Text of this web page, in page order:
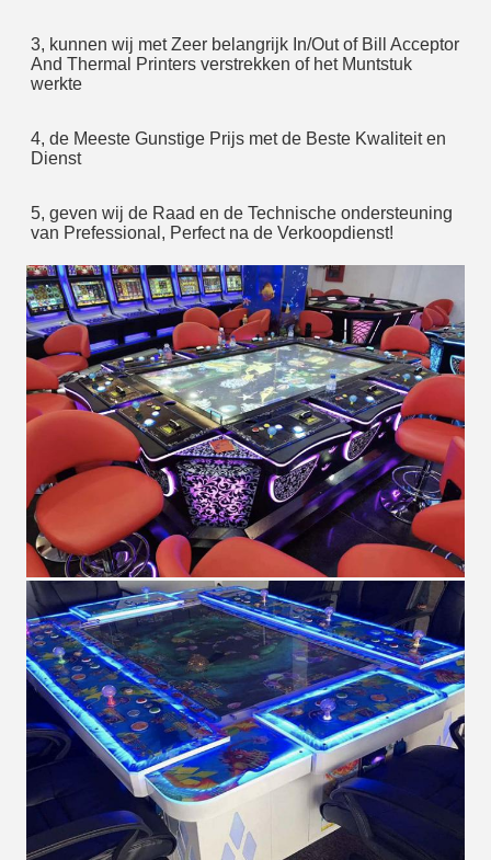
3, kunnen wij met Zeer belangrijk In/Out of Bill Acceptor
And Thermal Printers verstrekken of het Muntstuk
werkte
4, de Meeste Gunstige Prijs met de Beste Kwaliteit en
Dienst
5, geven wij de Raad en de Technische ondersteuning
van Prefessional, Perfect na de Verkoopdienst!